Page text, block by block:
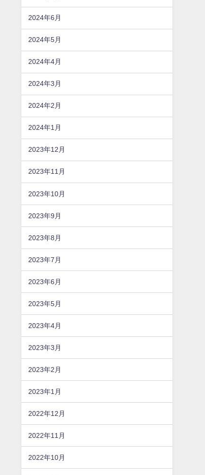
2024年6月
2024年5月
2024年4月
2024年3月
2024年2月
2024年1月
2023年12月
2023年11月
2023年10月
2023年9月
2023年8月
2023年7月
2023年6月
2023年5月
2023年4月
2023年3月
2023年2月
2023年1月
2022年12月
2022年11月
2022年10月